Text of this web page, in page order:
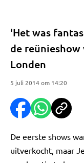
'Het was
de
Londen
5 juli 2014 om 14:20
De eerste shows
uitverkocht, maar